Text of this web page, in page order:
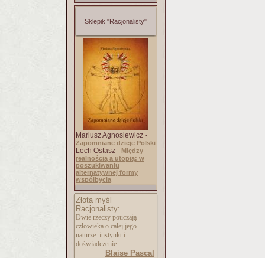
Sklepik "Racjonalisty"
Mariusz Agnosiewicz -
Zapomniane dzieje Polski
Lech Ostasz - Między
realnością a utopią: w
poszukiwaniu
alternatywnej formy
współbycia
Złota myśl
Racjonalisty:
Dwie rzeczy pouczają
człowieka o całej jego
naturze: instynkt i
doświadczenie.
Blaise Pascal